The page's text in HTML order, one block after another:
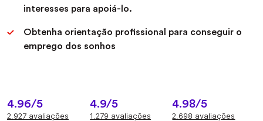
interesses para apoiá-lo.
Obtenha orientação profissional para conseguir o
emprego dos sonhos
4.96/5
2.927 avaliações
4.9/5
1.279 avaliações
4.98/5
2.698 avaliações